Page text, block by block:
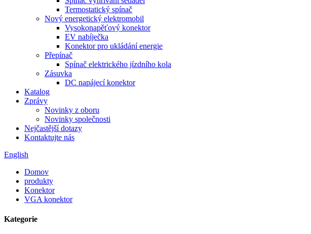
Termostatický spínač
Nový energetický elektromobil
Vysokonapěťový konektor
EV nabíječka
Konektor pro ukládání energie
Přepínač
Spínač elektrického jízdního kola
Zásuvka
DC napájecí konektor
Katalog
Zprávy
Novinky z oboru
Novinky společnosti
Nejčastější dotazy
Kontaktujte nás
English
Domov
produkty
Konektor
VGA konektor
Kategorie